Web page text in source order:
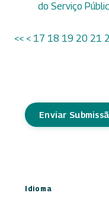
do Serviço
<< < 17 18 19 20 21
Enviar
Idioma